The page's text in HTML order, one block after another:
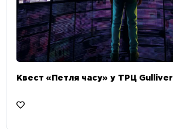
Квест «Петля часу» у ТРЦ Gulliver